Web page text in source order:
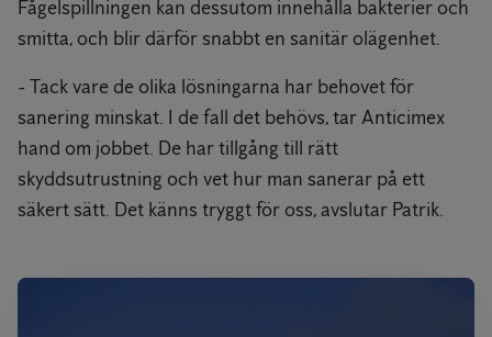
Fågelspillningen kan dessutom innehålla bakterier och
smitta, och blir därför snabbt en sanitär olägenhet.
- Tack vare de olika lösningarna har behovet för
sanering minskat. I de fall det behövs, tar Anticimex
hand om jobbet. De har tillgång till rätt
skyddsutrustning och vet hur man sanerar på ett
säkert sätt. Det känns tryggt för oss, avslutar Patrik.